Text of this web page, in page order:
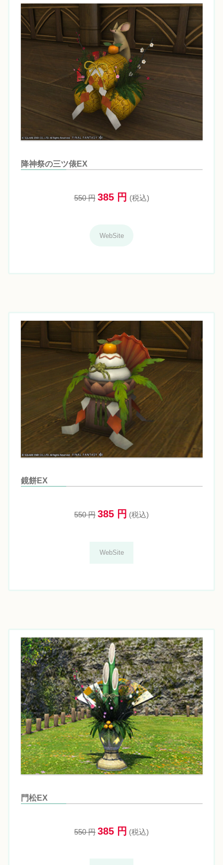
降神祭の三ツ俵EX
550 円 385 円 (税込)
WebSite
鏡餅EX
550 円 385 円 (税込)
WebSite
門松EX
550 円 385 円 (税込)